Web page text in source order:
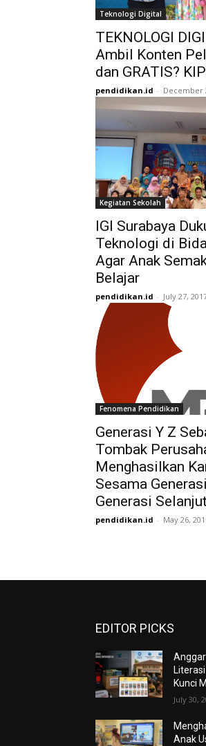
Teknologi Digital
TEKNOLOGI
Ambil Konten
dan GRATIS?
pendidikan.id - December
Kegiatan Sekolah
IGI Surabaya
Teknologi di
Agar Anak
Belajar
pendidikan.id - July 27,
Fenomena Pendidikan
Generasi Y Z
Tombak
Menghasilkan
Sesama
Generasi
pendidikan.id - May 26,
EDITOR PICKS
Kunci
July 30,
Anak